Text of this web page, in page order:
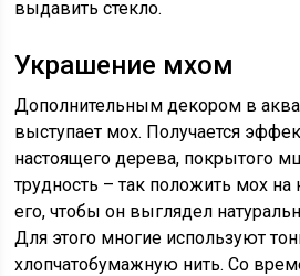
выдавить стекло.
Украшение мхом
Дополнительным декором в
выступает мох. Получается
настоящего дерева, покрытого
трудность – так положить мох на
его, чтобы он выглядел
Для этого многие используют
хлопчатобумажную нить. Со